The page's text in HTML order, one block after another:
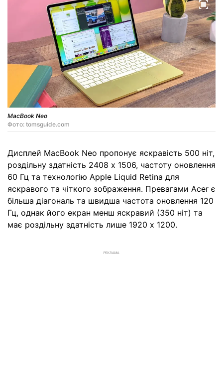
MacBook Neo
Фото: tomsguide.com
Дисплей MacBook Neo пропонує яскравість 500 ніт,
роздільну здатність 2408 x 1506, частоту оновлення
60 Гц та технологію Apple Liquid Retina для
яскравого та чіткого зображення. Превагами Acer є
більша діагональ та швидша частота оновлення 120
Гц, однак його екран менш яскравий (350 ніт) та
має роздільну здатність лише 1920 x 1200.
РЕКЛАМА